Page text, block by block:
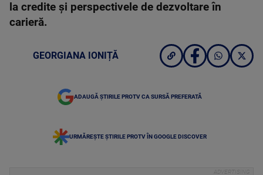
la credite și perspectivele de dezvoltare în
carieră.
GEORGIANA IONIȚĂ
ADAUGĂ ȘTIRILE PROTV CA SURSĂ PREFERATĂ
URMĂREȘTE ȘTIRILE PROTV ÎN GOOGLE DISCOVER